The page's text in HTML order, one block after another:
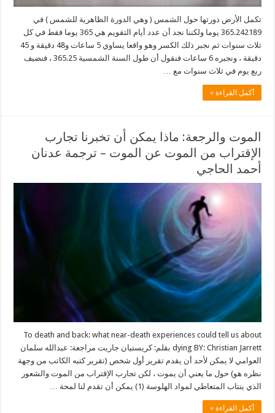
تكمل الأرض دورتها حول الشمس ( وهي الدورة الظاهرية للشمس ) في
365.242189 يوما ولكننا نجد أن عدد أيام التقويم هي 365 يوما فقط في كل
ثلاث سنوات ثم نجبر ذلك الكسر وهو واقعا يساوي 5 ساعات و48 دقيقة و 45
دقيقة ، ونجبره 6 ساعات فنقول أن طول السنة الشمسية 365.25 ، فنضيف
ربع يوم في ثلاث سنوات مع …
أكمل القراءة »
الموت والرجعة: ماذا يمكن أن تخبرنا تجارب
الإقتراب من الموت عن الموت – ترجمة عدنان
أحمد الحاجي
To death and back: what near-death experiences could tell us about
dying BY: Christian Jarrett بقلم: كريستيان جاريت مراجعة: عبدالله سلمان
العوامي لا يمكن لأحد أن يقدم تقرير أول شخص (تقرير كتبه الكاتب من وجهة
نظره هو) حول ما يعني أن يموت ، لكن تجارب الإقتراب من الموت والشعور
الذي ينتاب المتعاطي لمواد الهلوسة (1) يمكن أن تقدم لنا لمحة …
أكمل القراءة »